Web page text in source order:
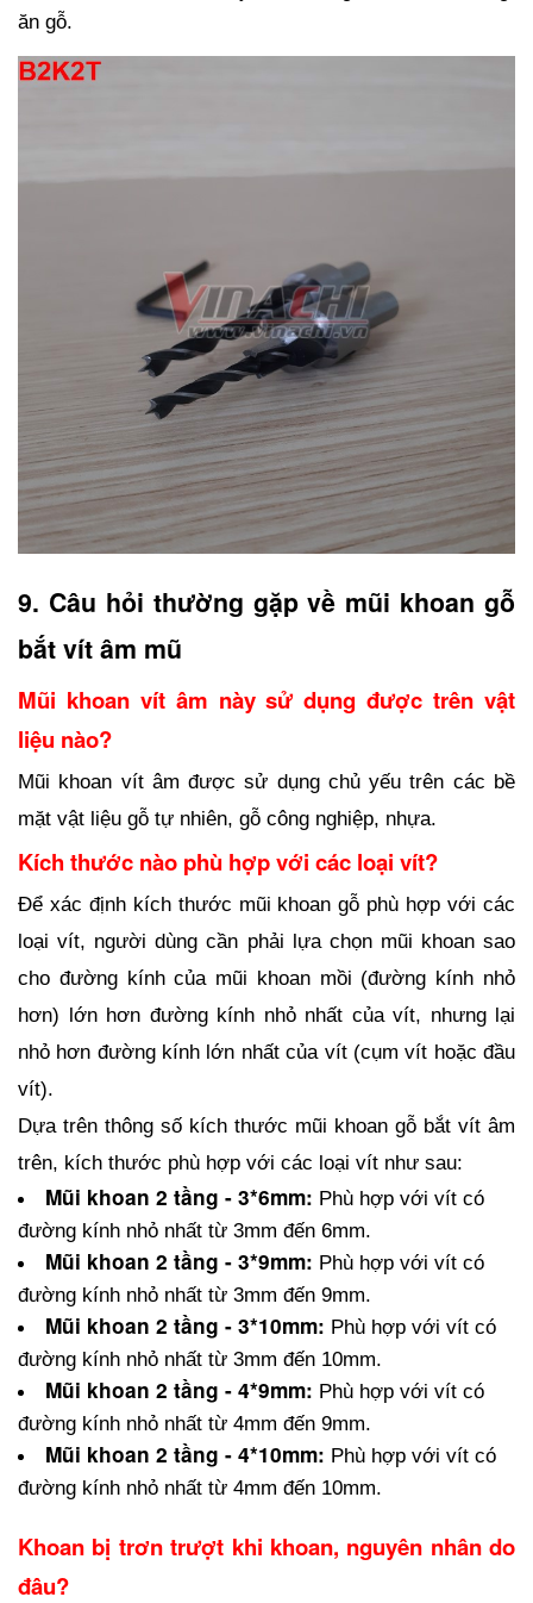
ăn gỗ.
9. Câu hỏi thường gặp về mũi khoan gỗ
bắt vít âm mũ
Mũi khoan vít âm này sử dụng được trên vật
liệu nào?
Mũi khoan vít âm được sử dụng chủ yếu trên các bề
mặt vật liệu gỗ tự nhiên, gỗ công nghiệp, nhựa.
Kích thước nào phù hợp với các loại vít?
Để xác định kích thước mũi khoan gỗ phù hợp với các
loại vít, người dùng cần phải lựa chọn mũi khoan sao
cho đường kính của mũi khoan mồi (đường kính nhỏ
hơn) lớn hơn đường kính nhỏ nhất của vít, nhưng lại
nhỏ hơn đường kính lớn nhất của vít (cụm vít hoặc đầu
vít).
Dựa trên thông số kích thước mũi khoan gỗ bắt vít âm
trên, kích thước phù hợp với các loại vít như sau:
Mũi khoan 2 tầng - 3*6mm: Phù hợp với vít có
đường kính nhỏ nhất từ 3mm đến 6mm.
Mũi khoan 2 tầng - 3*9mm: Phù hợp với vít có
đường kính nhỏ nhất từ 3mm đến 9mm.
Mũi khoan 2 tầng - 3*10mm: Phù hợp với vít có
đường kính nhỏ nhất từ 3mm đến 10mm.
Mũi khoan 2 tầng - 4*9mm: Phù hợp với vít có
đường kính nhỏ nhất từ 4mm đến 9mm.
Mũi khoan 2 tầng - 4*10mm: Phù hợp với vít có
đường kính nhỏ nhất từ 4mm đến 10mm.
Khoan bị trơn trượt khi khoan, nguyên nhân do
đâu?